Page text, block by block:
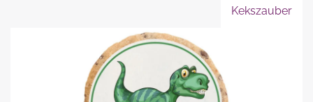
Kekszauber